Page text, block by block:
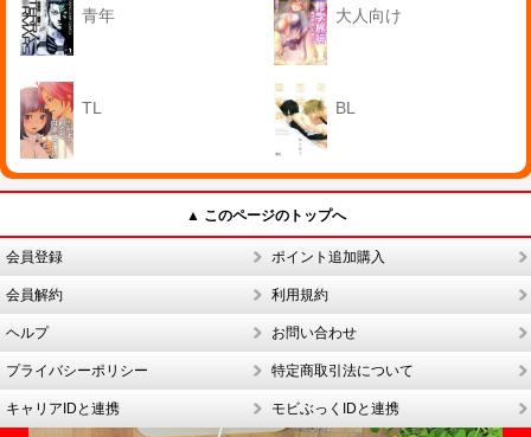
青年 大人向け
TL BL
▲ このページのトップへ
会員登録 ポイント追加購入
会員解約 利用規約
ヘルプ お問い合わせ
プライバシーポリシー 特定商取引法について
キャリアIDと連携 モビぶっくIDと連携